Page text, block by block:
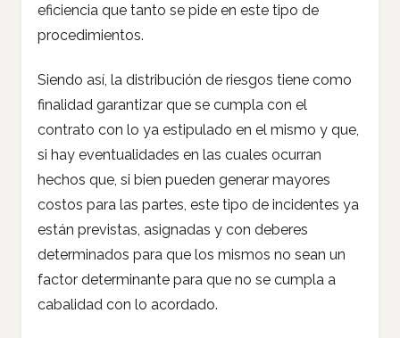
eficiencia que tanto se pide en este tipo de
procedimientos.
Siendo así, la distribución de riesgos tiene como
finalidad garantizar que se cumpla con el
contrato con lo ya estipulado en el mismo y que,
si hay eventualidades en las cuales ocurran
hechos que, si bien pueden generar mayores
costos para las partes, este tipo de incidentes ya
están previstas, asignadas y con deberes
determinados para que los mismos no sean un
factor determinante para que no se cumpla a
cabalidad con lo acordado.